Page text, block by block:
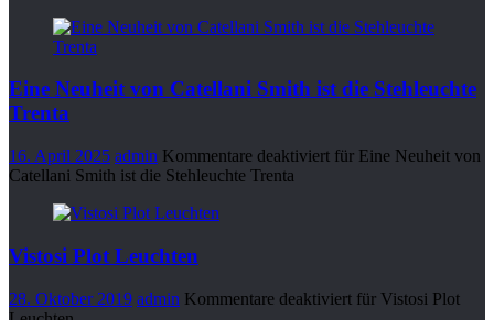
Eine Neuheit von Catellani Smith ist die Stehleuchte
Trenta
16. April 2025 admin Kommentare deaktiviert für Eine Neuheit von
Catellani Smith ist die Stehleuchte Trenta
Vistosi Plot Leuchten
28. Oktober 2019 admin Kommentare deaktiviert für Vistosi Plot